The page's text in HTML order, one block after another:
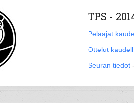
TPS -
Pelaajat
Ottelut
Seuran tiedot -